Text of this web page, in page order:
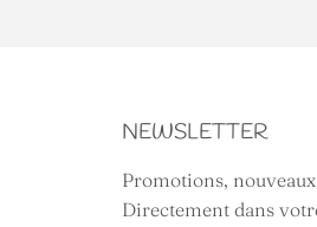
NEWSLETTER
Promotions,
Directement dans